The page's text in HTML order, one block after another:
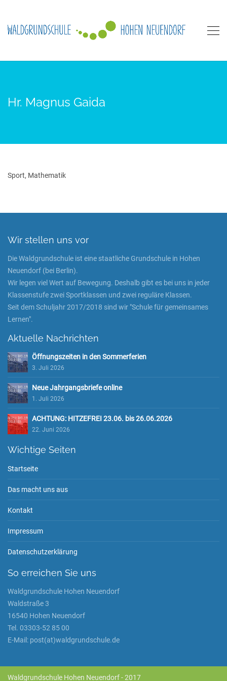
Hr. Magnus Gaida
Sport, Mathematik
Wir stellen uns vor
Die Waldgrundschule ist eine staatliche Grundschule in Hohen
Neuendorf (bei Berlin).
Wir legen viel Wert auf Bewegung. Deshalb gibt es bei uns in jeder
Klassenstufe zwei Sportklassen und zwei reguläre Klassen.
Seit dem Schuljahr 2017/2018 sind wir "Schule für gemeinsames
Lernen".
Aktuelle Nachrichten
Öffnungszeiten in den Sommerferien
3. Juli 2026
Neue Jahrgangsbriefe online
1. Juli 2026
ACHTUNG: HITZEFREI 23.06. bis 26.06.2026
22. Juni 2026
Wichtige Seiten
Startseite
Das macht uns aus
Kontakt
Impressum
Datenschutzerklärung
So erreichen Sie uns
Waldgrundschule Hohen Neuendorf
Waldstraße 3
16540 Hohen Neuendorf
Tel. 03303-52 85 00
E-Mail: post(at)waldgrundschule.de
Waldgrundschule Hohen Neuendorf - 2017